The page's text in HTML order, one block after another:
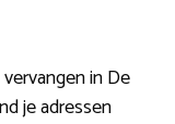
in De
je adressen